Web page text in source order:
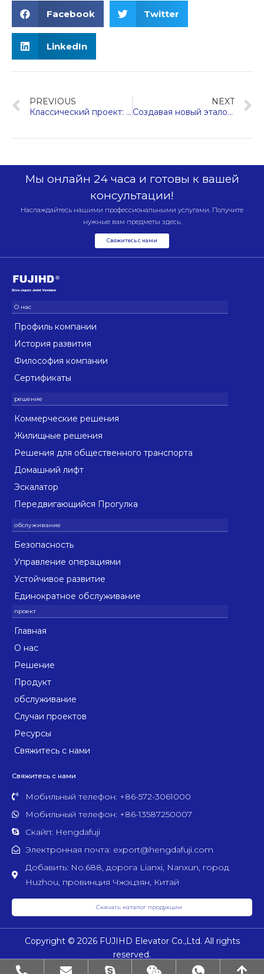
Facebook Twitter
LinkedIn
PREVIOUS
Классический проект: первый профессиональный центр ухода в Наньсюне, выберите лифт Hengda Fuji Elevator
NEXT
Создавая новый эталон городского проживания, Hengda Fuji обслуживает новую сферу городской элиты Хайкоу – проект Jade Gateway
Мы онлайн 24 часа и готовы к вашей
консультации!
Наслаждайтесь нашими профессиональными услугами. Получите
нужные вам предметы здесь.
Свяжитесь с нами
Профиль компании
История развития
Философия компании
Сертификаты
Коммерческие решения
Жилищные решения
Решения для общественного транспорта
Домашний лифт
Эскалатор
Передвигающийся Прогулка
Безопасность
Управление операциями
Устойчивое развитие
Единократное обслуживание
Главная
О нас
Решение
Продукт
обслуживание
Случаи проектов
Ресурсы
Свяжитесь с нами
Свяжитесь с нами
Мобильный телефон: +86-572-3061000
Мобильный телефон: +86-13587250007
Скайп: Hengdafuji
Электронная почта: export@hengdafuji.com
Добавить: No.688, дорога Lianxi, Nanxun, город
Huzhou, провинция Чжэцзян, Китай
Скачать каталог продукции
Copyright © 2026 FUJIHD Elevator Co.,Ltd. All rights
reserved.